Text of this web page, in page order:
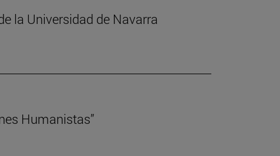
la Universidad de Navarra
Humanistas”